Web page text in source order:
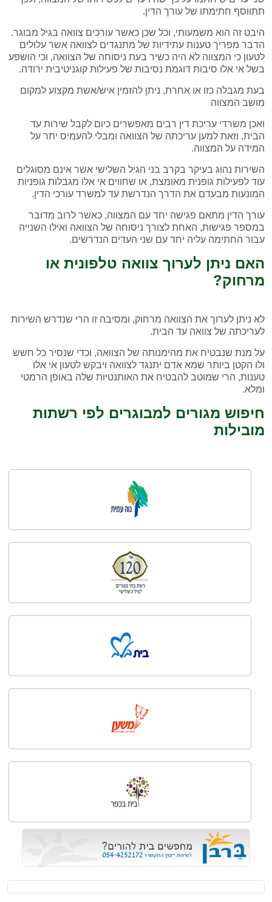
תתווסף חתימתו של עורך הדין.
היבט זה הוא משמעותי, וכל שכן כאשר עורכים צוואה בגיל מבוגר.
הדבר מפריך טענות עתידיות של מתנגדים לצוואה אשר עלולים
לטעון כי המצווה לא היה כשיר בעת ניסוחה של הצוואה, וכי הושפע
בשל אי אלו סיבות דוגמת נסיבות של פעילות קוגניטיבית ירודה.
בעת מגבלה כזו או אחרת, ניתן להזמין איש/אשת מקצוע למקום
מושב המצווה
ואכן משרדי עריכת דין רבים מאפשרים כיום לקבל שירות עד
הבית, וזאת למען עריכתה של הצוואה ומבלי להעמיס יתר על
המידה על המצווה.
השירות נהוג בעיקר בקרב בני הגיל השלישי אשר אינם מסוגלים
עוד לפעילות גופנית מאומצת, או שחווים אי אלו מגבלות גופניות
המונעות מבעדם את הדרך הנדרשת עד למשרד עורכי הדין.
עורך הדין מתאם פגישה יחד עם המצווה, כאשר לרוב מדובר
במספר פגישות, האחת לצורך ניסוחה של הצוואה ואילו השנייה
עבור החתימה עליה יחד עם שני העדים הנדרשים.
האם ניתן לערוך צוואה טלפונית או
מרחוק?
לא ניתן לערוך את הצוואה מרחוק, ומסיבה זו הרי שנדרש השירות
לעריכתה של צוואה עד הבית.
על מנת שנבטיח את מהימנותה של הצוואה, וכדי שנסיר כל חשש
ולו הקטן ביותר שמא אדם יתנגד לצוואה ויבקש לטעון אי אלו
טענות, הרי שמוטב להבטיח את האותנטיות שלה באופן הרמטי
ומלא.
חיפוש מגורים למבוגרים לפי רשתות
מובילות